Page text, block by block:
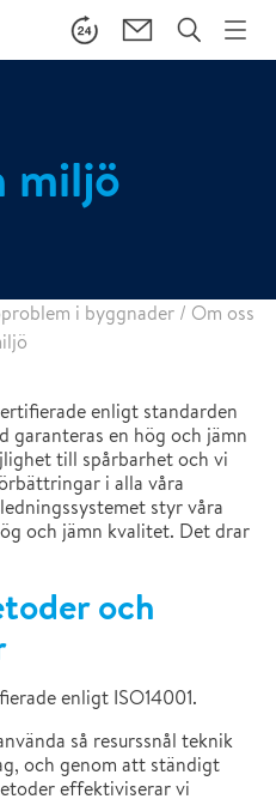
miljö
i byggnader / Om oss
enligt standarden
garanteras en hög och jämn
till spårbarhet och vi
i alla våra
styr våra
och jämn kvalitet. Det drar
och
enligt ISO14001.
så resurssnål teknik
och genom att ständigt
effektiviserar vi